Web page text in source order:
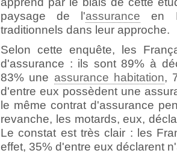
paysage de l'assurance en
traditionnels dans leur approche.
Selon cette enquête, les
d'assurance : ils sont 89% à
83% une assurance habitation,
d'entre eux possèdent une
le même contrat d'assurance
revanche, les motards, eux,
Le constat est très clair : les
effet, 35% d'entre eux déclarent